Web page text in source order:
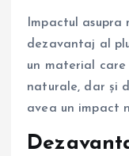
Impactul asupra
dezavantaj al
un material
naturale, dar și
avea un impact